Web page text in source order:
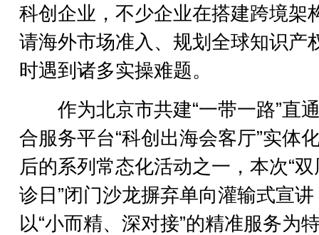
科创企业，不少企业在搭建跨境架
请海外市场准入、规划全球知识产
时遇到诸多实操难题。
作为北京市共建“一带一路”直
合服务平台“科创出海会客厅”实体
后的系列常态化活动之一，本次“
诊日”闭门沙龙摒弃单向灌输式宣讲
以“小而精、深对接”的精准服务为